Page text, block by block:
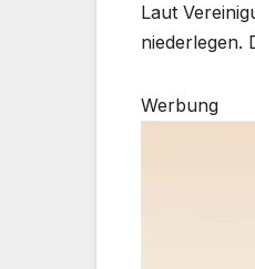
Laut
niederlegen.
Werbung